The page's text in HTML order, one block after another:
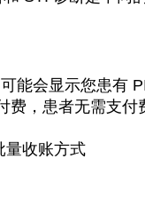
能会显示您患有
，患者无需支
量收账方式